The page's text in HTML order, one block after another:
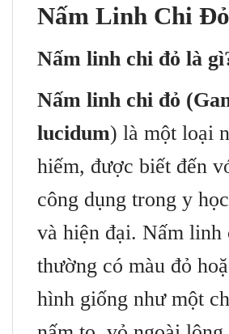
Nấm Linh Chi Đỏ
Nấm linh chi đỏ là
Nấm linh chi đỏ
lucidum) là một loại
hiếm, được biết đến
công dụng trong y
và hiện đại. Nấm linh
thường có màu đỏ
hình giống như một